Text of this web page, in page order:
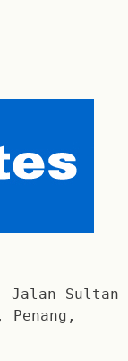
Jalan Sultan
Penang,